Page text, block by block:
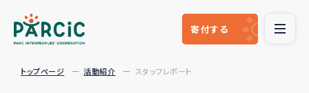
寄付する
トップページ 活動紹介 スタッフレポート